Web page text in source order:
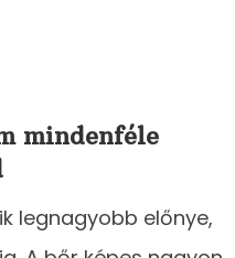
mindenféle
legnagyobb előnye,